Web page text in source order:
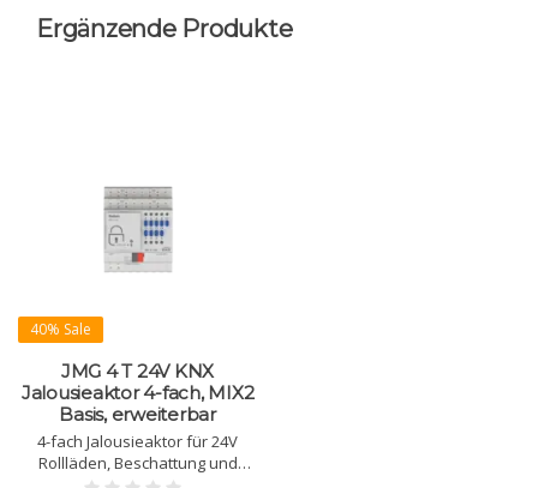
Ergänzende Produkte
40% Sale
JMG 4 T 24V KNX
Jalousieaktor 4-fach, MIX2
Basis, erweiterbar
4-fach Jalousieaktor für 24V
Rollläden, Beschattung und